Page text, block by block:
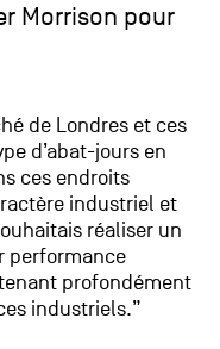
Morrison pour
de Londres et ces
d’abat-jours en
ces endroits
industriel et
réaliser un
performance
profondément
industriels.”